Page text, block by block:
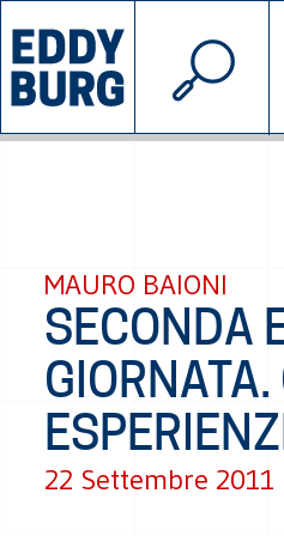
INIZIATIVE
© 2026
MAURO BAIONI
SECONDA
22 Settembre 2011